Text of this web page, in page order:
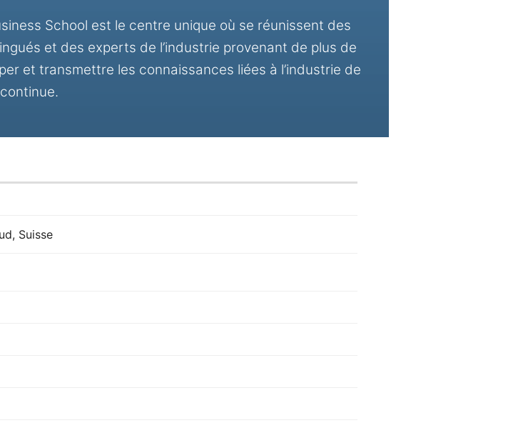
School est le centre unique où se réunissent des
et des experts de l’industrie provenant de plus de
et transmettre les connaissances liées à l’industrie de
Suisse